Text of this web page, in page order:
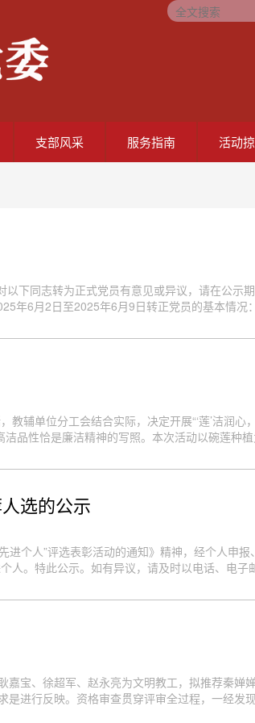
支部风采 服务指南 活动
下同志转为正式党员有意见或异议，请在公示
年6月2日至2025年6月9日转正党员的基本情况
辅单位分工会结合实际，决定开展“‘莲’洁润心
品性恰是廉洁精神的写照。本次活动以碗莲种
选的公示
进个人”评选表彰活动的通知》精神，经个人申
。特此公示。如有异议，请及时以电话、电子
宝、徐超军、赵永亮为文明教工，拟推荐秦婵
进行反映。资格审查贯穿评审全过程，一经发